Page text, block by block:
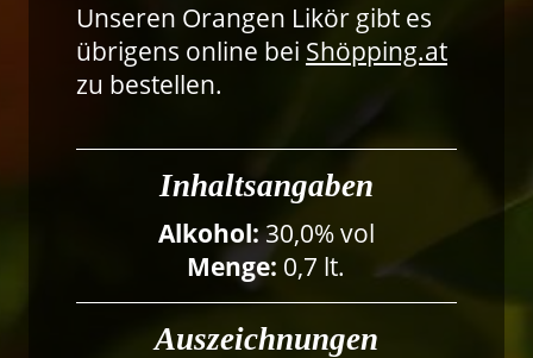
Unseren Orangen Likör gibt es
übrigens online bei Shöpping.at
zu bestellen.
Inhaltsangaben
Alkohol:30,0% vol
Menge: 0,7 lt.
Auszeichnungen